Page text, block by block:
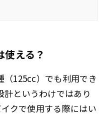
える？
125cc）でも利用でき
というわけではあり
クで使用する際にはい